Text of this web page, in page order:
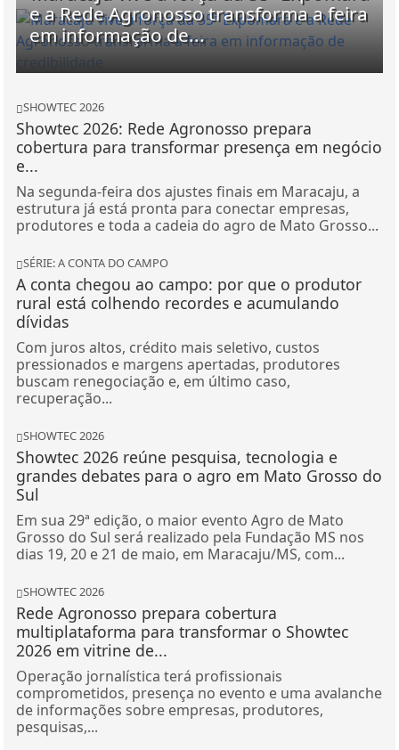
e a Rede Agronosso transforma a feira
em informação de...
SHOWTEC 2026
Showtec 2026: Rede Agronosso prepara
cobertura para transformar presença em negócio
e...
Na segunda-feira dos ajustes finais em Maracaju, a
estrutura já está pronta para conectar empresas,
produtores e toda a cadeia do agro de Mato Grosso...
SÉRIE: A CONTA DO CAMPO
A conta chegou ao campo: por que o produtor
rural está colhendo recordes e acumulando
dívidas
Com juros altos, crédito mais seletivo, custos
pressionados e margens apertadas, produtores
buscam renegociação e, em último caso,
recuperação...
SHOWTEC 2026
Showtec 2026 reúne pesquisa, tecnologia e
grandes debates para o agro em Mato Grosso do
Sul
Em sua 29ª edição, o maior evento Agro de Mato
Grosso do Sul será realizado pela Fundação MS nos
dias 19, 20 e 21 de maio, em Maracaju/MS, com...
SHOWTEC 2026
Rede Agronosso prepara cobertura
multiplataforma para transformar o Showtec
2026 em vitrine de...
Operação jornalística terá profissionais
comprometidos, presença no evento e uma avalanche
de informações sobre empresas, produtores,
pesquisas,...